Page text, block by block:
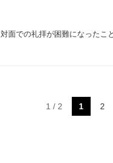
面での礼拝が困難になった
1 / 2 1 2